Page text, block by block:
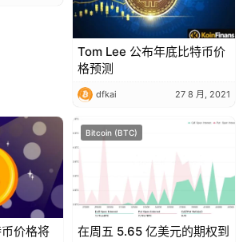
Tom Lee 公布年底比特币价
格预测
dfkai 27 8 月, 2021
价格将
Bitcoin (BTC)
在周五 5.65 亿美元的期权到